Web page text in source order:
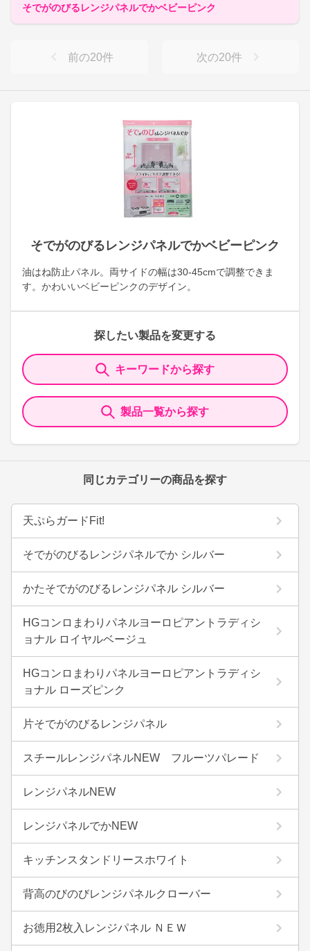
そでがのびるレンジパネルでかベビーピンク
油はね防止パネル。両サイドの幅は30-45cmで調整できま
す。かわいいベビーピンクのデザイン。
探したい製品を変更する
キーワードから探す
製品一覧から探す
同じカテゴリーの商品を探す
天ぷらガードFit!
そでがのびるレンジパネルでか シルバー
かたそでがのびるレンジパネル シルバー
HGコンロまわりパネルヨーロピアントラディシ
ョナル ロイヤルベージュ
HGコンロまわりパネルヨーロピアントラディシ
ョナル ローズピンク
片そでがのびるレンジパネル
スチールレンジパネルNEW フルーツパレード
レンジパネルNEW
レンジパネルでかNEW
キッチンスタンドリースホワイト
背高のびのびレンジパネルクローバー
お徳用2枚入レンジパネル ＮＥＷ
そでがのびるレンジパネルでかベビーピンク
前の20件 次の20件